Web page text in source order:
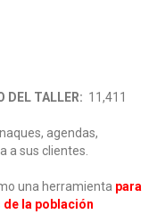
DEL TALLER: 11,411
agendas,
a sus clientes.
una herramienta para
la población